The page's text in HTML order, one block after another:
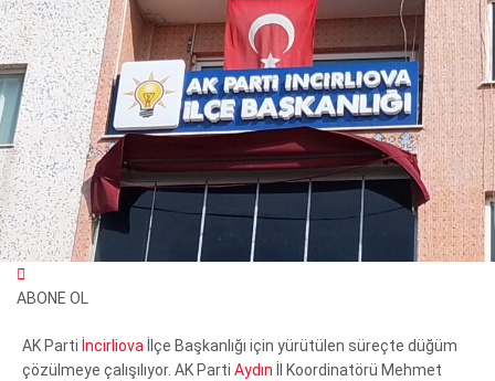
ABONE OL
AK Parti İncirliova İlçe Başkanlığı için yürütülen süreçte düğüm
çözülmeye çalışılıyor. AK Parti Aydın İl Koordinatörü Mehmet